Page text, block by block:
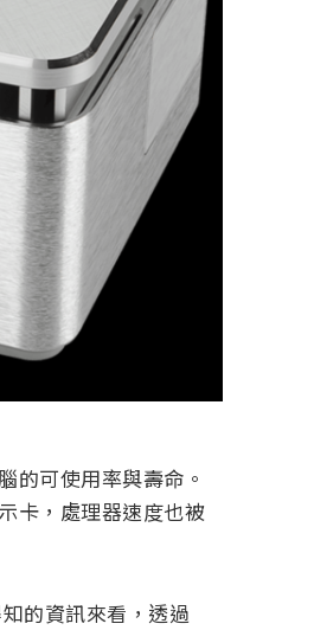
的可使用率與壽命。
卡，處理器速度也被
的資訊來看，透過